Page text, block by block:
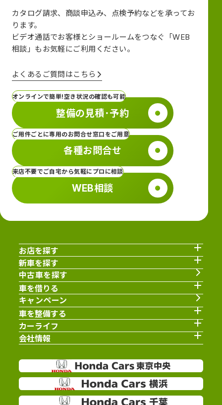
カタログ請求、商談申込み、点検予約などを承ってお
ります。
ビデオ通話でお客様とショールームをつなぐ
「WEB
相談」も お気軽にご利用ください。
よくあるご質問はこちら
オンラインで簡単!空き状況の確認も可能
整備の見積･予約
ご用件ごとに専用のお問合せ窓口をご用意
各種お問合せ
来店不要でご自宅から気軽にプロに相談
WEB相談
お店を探す
新車を探す
中古車を探す
車を借りる
キャンペーン
車を整備する
カーライフ
会社情報